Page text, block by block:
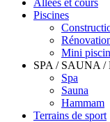
Allées et cours
Piscines
Mini
SPA / SAUNA
Spa
Sauna
Hammam
Terrains de sport